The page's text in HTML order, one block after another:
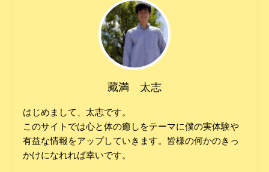
藏満 太志
はじめまして、太志です。
このサイトでは心と体の癒しをテーマに僕の実体験や
有益な情報をアップしていきます。皆様の何かのきっ
かけになれれば幸いです。